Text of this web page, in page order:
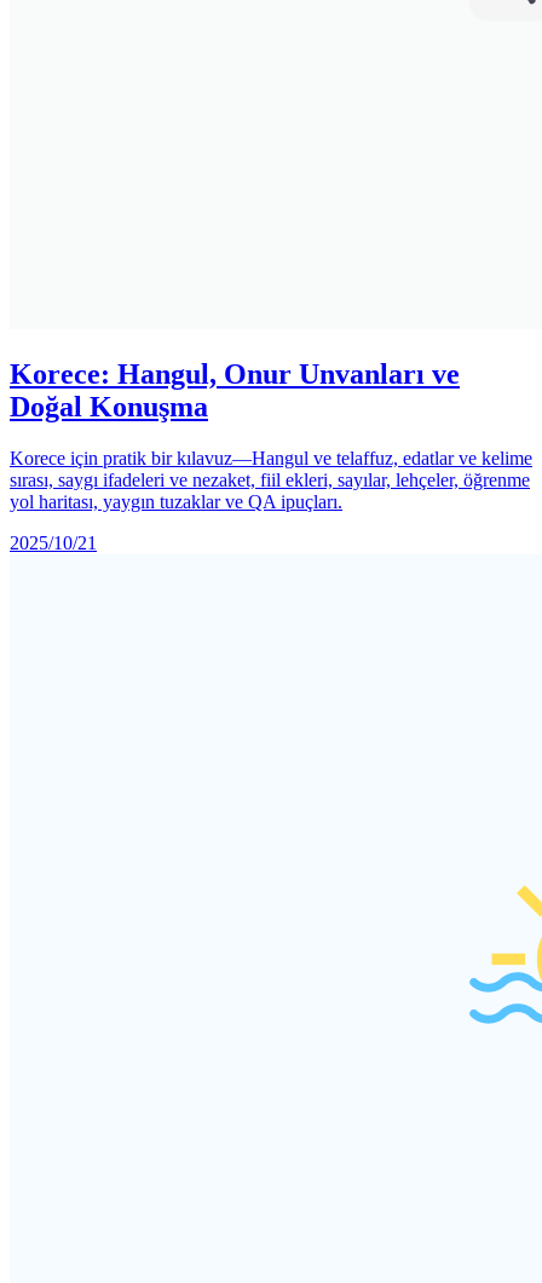
Korece: Hangul, Onur Unvanları ve
Doğal Konuşma
Korece için pratik bir kılavuz—Hangul ve telaffuz, edatlar ve kelime
sırası, saygı ifadeleri ve nezaket, fiil ekleri, sayılar, lehçeler, öğrenme
yol haritası, yaygın tuzaklar ve QA ipuçları.
2025/10/21